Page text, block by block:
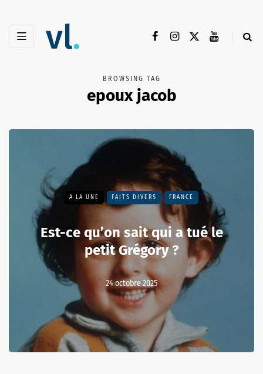
BROWSING TAG
epoux jacob
A LA UNE FAITS DIVERS FRANCE
Est-ce qu’on sait qui a tué le
petit Grégory ?
24 octobre 2025